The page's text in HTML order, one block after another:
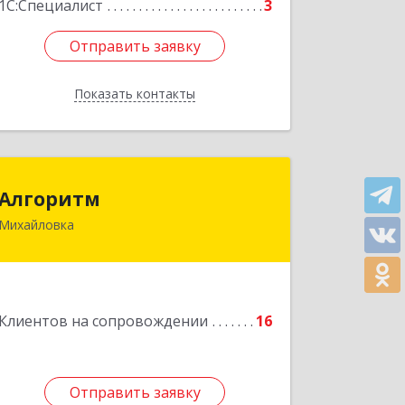
1С:Специалист
3
Отправить заявку
Показать контакты
Отправить заявку
Назад
Михайловка
Клиентов на сопровождении 16
Отправить заявку
Отправить заявку